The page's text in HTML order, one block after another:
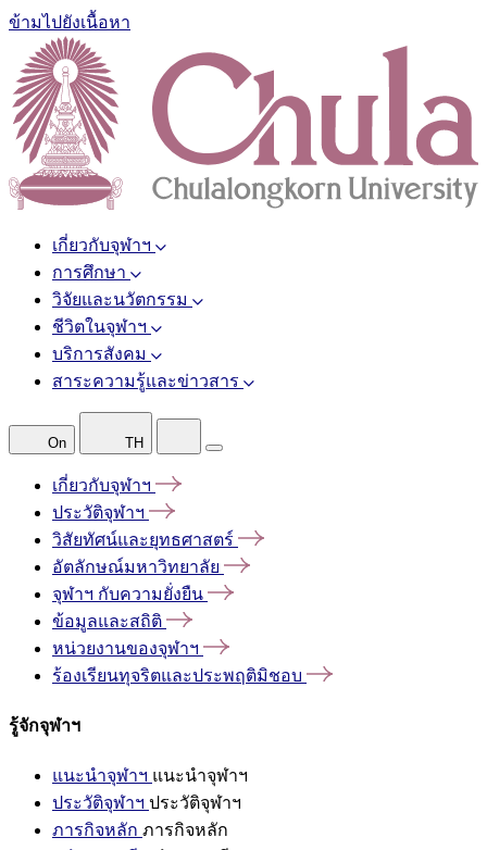
ข้ามไปยังเนื้อหา
เกี่ยวกับจุฬาฯ
การศึกษา
วิจัยและนวัตกรรม
ชีวิตในจุฬาฯ
บริการสังคม
สาระความรู้และข่าวสาร
On TH
เกี่ยวกับจุฬาฯ
ประวัติจุฬาฯ
วิสัยทัศน์และยุทธศาสตร์
อัตลักษณ์มหาวิทยาลัย
จุฬาฯ กับความยั่งยืน
ข้อมูลและสถิติ
หน่วยงานของจุฬาฯ
ร้องเรียนทุจริตและประพฤติมิชอบ
รู้จักจุฬาฯ
แนะนำจุฬาฯ แนะนำจุฬาฯ
ประวัติจุฬาฯ ประวัติจุฬาฯ
ภารกิจหลัก ภารกิจหลัก